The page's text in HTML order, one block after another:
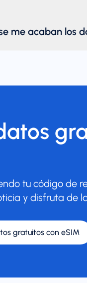
me acaban los
tu código de
y disfruta de
gratuitos con eSIM